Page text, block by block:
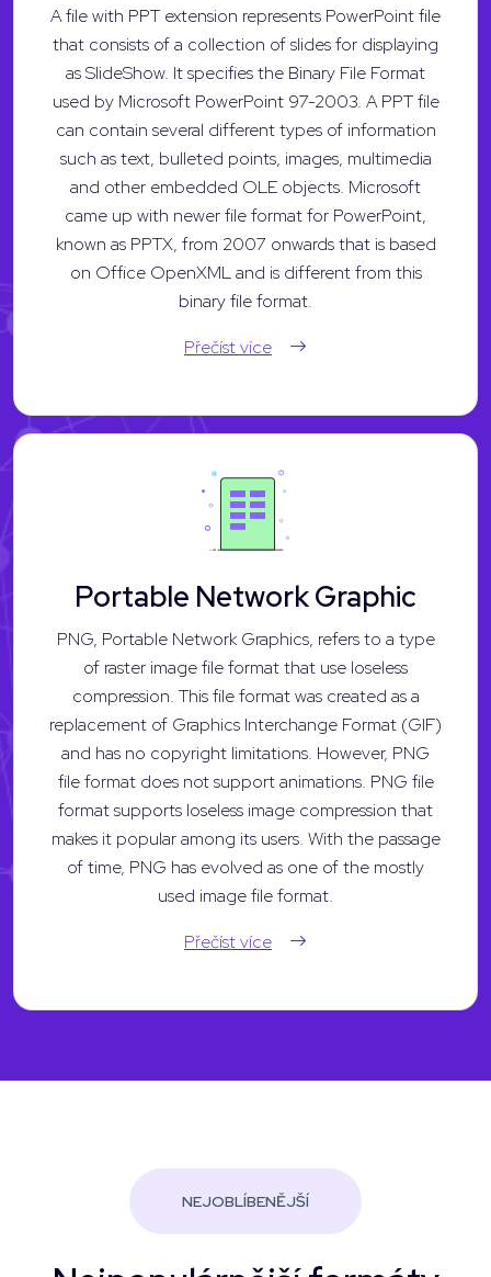
A file with PPT extension represents PowerPoint file
that consists of a collection of slides for displaying
as SlideShow. It specifies the Binary File Format
used by Microsoft PowerPoint 97-2003. A PPT file
can contain several different types of information
such as text, bulleted points, images, multimedia
and other embedded OLE objects. Microsoft
came up with newer file format for PowerPoint,
known as PPTX, from 2007 onwards that is based
on Office OpenXML and is different from this
binary file format.
Přečíst více
Portable Network Graphic
PNG, Portable Network Graphics, refers to a type
of raster image file format that use loseless
compression. This file format was created as a
replacement of Graphics Interchange Format (GIF)
and has no copyright limitations. However, PNG
file format does not support animations. PNG file
format supports loseless image compression that
makes it popular among its users. With the passage
of time, PNG has evolved as one of the mostly
used image file format.
Přečíst více
NEJOBLÍBENĚJŠÍ